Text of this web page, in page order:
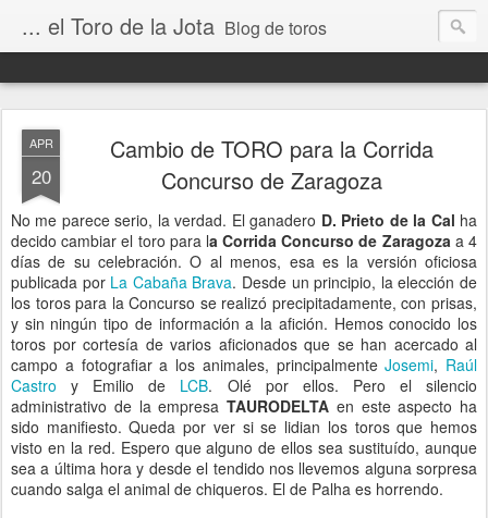
... el Toro de la Jota Blog de toros
APR
20
Cambio de TORO para la Corrida
Concurso de Zaragoza
No me parece serio, la verdad. El ganadero D. Prieto de la Cal ha
decido cambiar el toro para la Corrida Concurso de Zaragozaa 4
días de su celebración. O al menos, esa es la versión oficiosa
publicada por La Cabaña Brava. Desde un principio, la elección de
los toros para la Concurso se realizó precipitadamente, con prisas,
y sin ningún tipo de información a la afición. Hemos conocido los
toros por cortesía de varios aficionados que se han acercado al
campo a fotografiar a los animales, principalmenteJosemi, Raúl
Castro y Emilio de LCB. Olé por ellos. Pero el silencio
administrativo de la empresa TAURODELTA en este aspecto ha
sido manifiesto. Queda por ver si se lidian los toros que hemos
visto en la red. Espero que alguno de ellos sea sustituído, aunque
sea a última hora y desde el tendido nos llevemos alguna sorpresa
cuando salga el animal de chiqueros. El de Palha es horrendo.